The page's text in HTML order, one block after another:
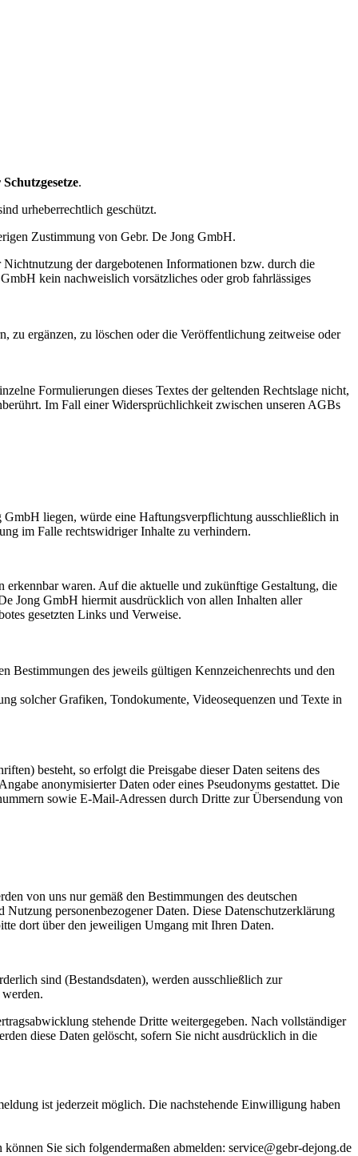
.
urheberrechtlich geschützt.
Zustimmung von Gebr. De Jong GmbH.
der dargebotenen Informationen bzw. durch die
kein nachweislich vorsätzliches oder grob fahrlässiges
zu ergänzen, zu löschen oder die Veröffentlichung zeitweise oder
Formulierungen dieses Textes der geltenden Rechtslage nicht,
Im Fall einer Widersprüchlichkeit zwischen unseren AGBs
liegen, würde eine Haftungsverpflichtung ausschließlich in
im Falle rechtswidriger Inhalte zu verhindern.
waren. Auf die aktuelle und zukünftige Gestaltung, die
Jong GmbH hiermit ausdrücklich von allen Inhalten aller
gesetzten Links und Verweise.
Bestimmungen des jeweils gültigen Kennzeichenrechts und den
solcher Grafiken, Tondokumente, Videosequenzen und Texte in
besteht, so erfolgt die Preisgabe dieser Daten seitens des
anonymisierter Daten oder eines Pseudonyms gestattet. Die
sowie E-Mail-Adressen durch Dritte zur Übersendung von
von uns nur gemäß den Bestimmungen des deutschen
personenbezogener Daten. Diese Datenschutzerklärung
dort über den jeweiligen Umgang mit Ihren Daten.
sind (Bestandsdaten), werden ausschließlich zur
stehende Dritte weitergegeben. Nach vollständiger
diese Daten gelöscht, sofern Sie nicht ausdrücklich in die
ist jederzeit möglich. Die nachstehende Einwilligung haben
Sie sich folgendermaßen abmelden: service@gebr-dejong.de